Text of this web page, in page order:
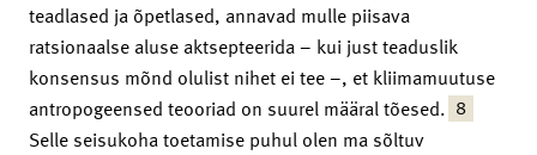
teadlased ja õpetlased, annavad mulle piisava
ratsionaalse aluse aktsepteerida – kui just teaduslik
konsensus mõnd olulist nihet ei tee –, et kliimamuutuse
antropogeensed teooriad on suurel määral tõesed. 8
Selle seisukoha toetamise puhul olen ma sõltuv